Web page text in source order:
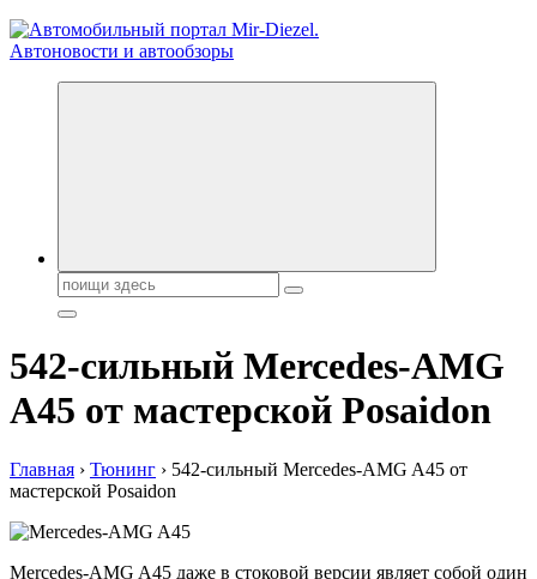
Справочник автомобилиста. Обзор новинок популярных
Поиск:
542-сильный Mercedes-AMG
A45 от мастерской Posaidon
Главная › Тюнинг › 542-сильный Mercedes-AMG A45 от
мастерской Posaidon
Mercedes-AMG A45 даже в стоковой версии являет собой один